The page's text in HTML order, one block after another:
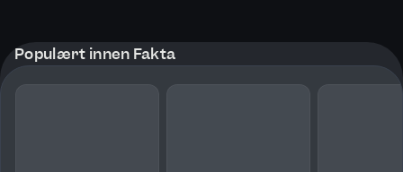
Populært innen Fakta